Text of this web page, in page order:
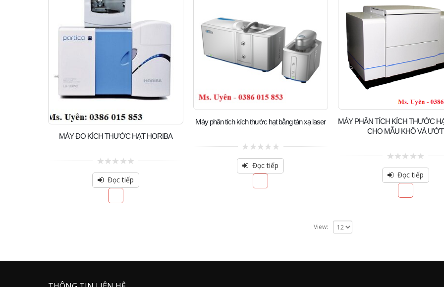
MÁY ĐO KÍCH THƯỚC HẠT HORIBA
0
out
of
Đọc tiếp
Máy phân tích kích thước hạt bằng tán xạ laser
0
out
of
Đọc tiếp
MÁY PHÂN TÍCH KÍCH THƯỚC
CHO MẪU KHÔ VÀ ƯỚT
0
out
of
Đọc tiếp
View: